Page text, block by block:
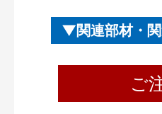
関連部材・
ご